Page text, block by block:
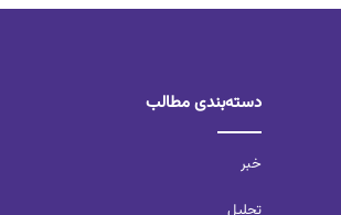
دسته‌بندی مطالب
خبر
تحلیل‌